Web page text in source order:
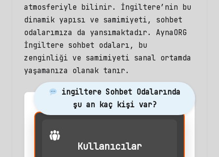
atmosferiyle bilinir. İngiltere’nin bu
dinamik yapısı ve samimiyeti, sohbet
odalarımıza da yansımaktadır. AynaORG
İngiltere sohbet odaları, bu
zenginliği ve samimiyeti sanal ortamda
yaşamanıza olanak tanır.
ingiltere Sohbet Odalarında
şu an kaç kişi var?
Kullanıcılar